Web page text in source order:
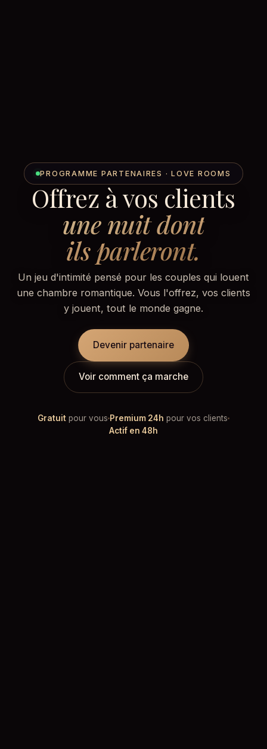
PROGRAMME PARTENAIRES · LOVE ROOMS
Offrez à vos clients
une nuit dont
ils parleront.
Un jeu d'intimité pensé pour les couples qui louent
une chambre romantique. Vous l'offrez, vos clients
y jouent, tout le monde gagne.
Devenir partenaire
Voir comment ça marche
Gratuit pour vous Premium 24h pour vos clients
Actif en 48h